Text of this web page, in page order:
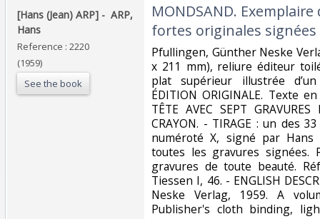
‎[Hans (Jean) ARP] - ‎ ‎ARP,
Hans‎
Reference : 2220
(1959)
See the book
‎MONDSAND.
fortes originales signées
‎Pfullingen, Günther Neske
x 211 mm), reliure éditeur
plat supérieur illustrée
ÉDITION ORIGINALE. Texte
TÊTE AVEC SEPT
CRAYON. - TIRAGE : un des
numéroté X, signé par
toutes les gravures signées.
gravures de toute beauté.
Tiessen I, 46. - ENGLISH
Neske Verlag, 1959. A
Publisher's cloth binding,